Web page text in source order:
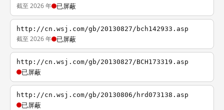
截至 2026 年 已屏蔽
http://cn.wsj.com/gb/20130827/bch142933.asp
截至 2026 年 已屏蔽
http://cn.wsj.com/gb/20130827/BCH173319.asp
已屏蔽
http://cn.wsj.com/gb/20130806/hrd073138.asp
已屏蔽